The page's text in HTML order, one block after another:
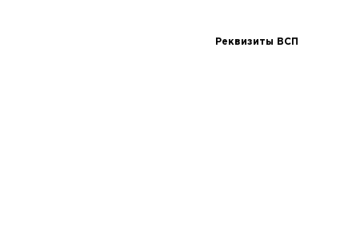
Реквизиты ВСП